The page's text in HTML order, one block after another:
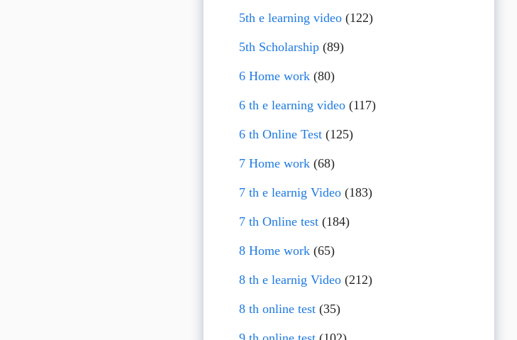
5th e learning video(122)
5th Scholarship(89)
6 Home work(80)
6 th e learning video(117)
6 th Online Test(125)
7 Home work(68)
7 th e learnig Video(183)
7 th Online test(184)
8 Home work(65)
8 th e learnig Video(212)
8 th online test(35)